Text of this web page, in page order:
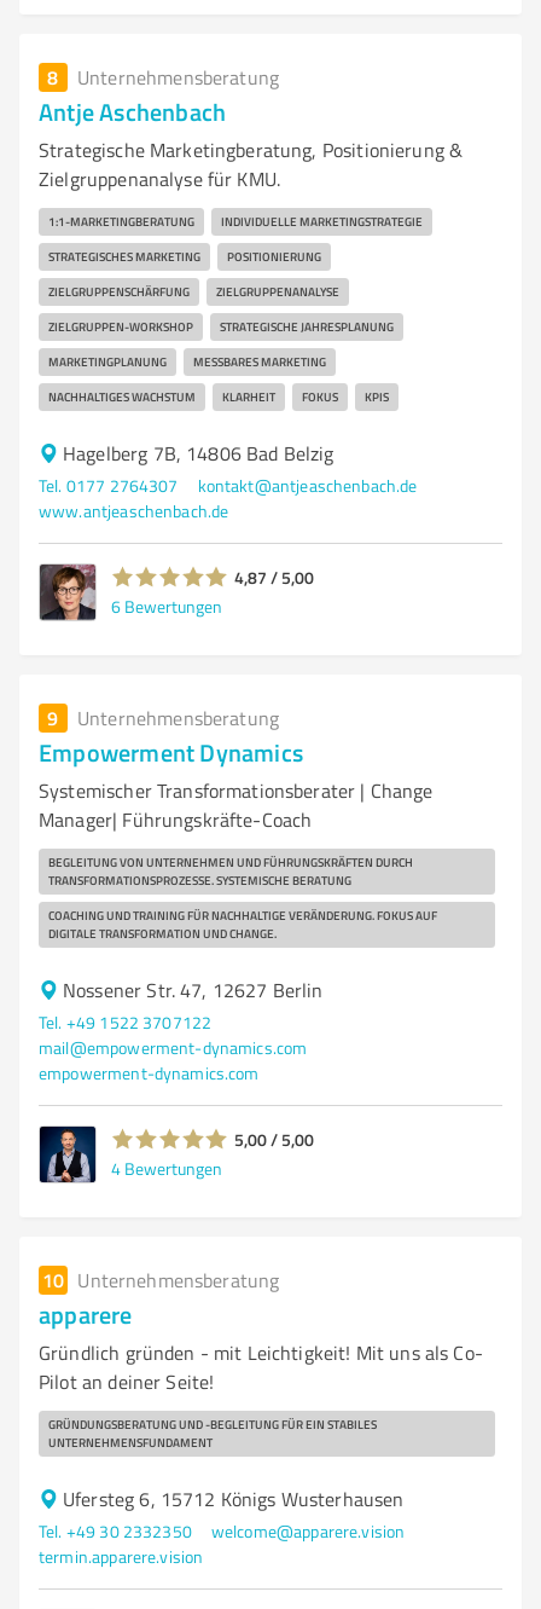
8 Unternehmensberatung
Antje Aschenbach
Strategische Marketingberatung, Positionierung &
Zielgruppenanalyse für KMU.
1:1-MARKETINGBERATUNG INDIVIDUELLE MARKETINGSTRATEGIE
STRATEGISCHES MARKETING POSITIONIERUNG
ZIELGRUPPENSCHÄRFUNG ZIELGRUPPENANALYSE
ZIELGRUPPEN-WORKSHOP STRATEGISCHE JAHRESPLANUNG
MARKETINGPLANUNG MESSBARES MARKETING
NACHHALTIGES WACHSTUM KLARHEIT FOKUS KPIS
Hagelberg 7B, 14806 Bad Belzig
Tel. 0177 2764307
kontakt@antjeaschenbach.de
www.antjeaschenbach.de
4,87 / 5,00
6 Bewertungen
9 Unternehmensberatung
Empowerment Dynamics
Systemischer Transformationsberater | Change
Manager| Führungskräfte-Coach
BEGLEITUNG VON UNTERNEHMEN UND FÜHRUNGSKRÄFTEN DURCH
TRANSFORMATIONSPROZESSE. SYSTEMISCHE BERATUNG
COACHING UND TRAINING FÜR NACHHALTIGE VERÄNDERUNG. FOKUS AUF
DIGITALE TRANSFORMATION UND CHANGE.
Nossener Str. 47, 12627 Berlin
Tel. +49 1522 3707122
mail@empowerment-dynamics.com
empowerment-dynamics.com
5,00 / 5,00
4 Bewertungen
10 Unternehmensberatung
apparere
Gründlich gründen - mit Leichtigkeit! Mit uns als Co-
Pilot an deiner Seite!
GRÜNDUNGSBERATUNG UND -BEGLEITUNG FÜR EIN STABILES
UNTERNEHMENSFUNDAMENT
Ufersteg 6, 15712 Königs Wusterhausen
Tel. +49 30 2332350
welcome@apparere.vision
termin.apparere.vision